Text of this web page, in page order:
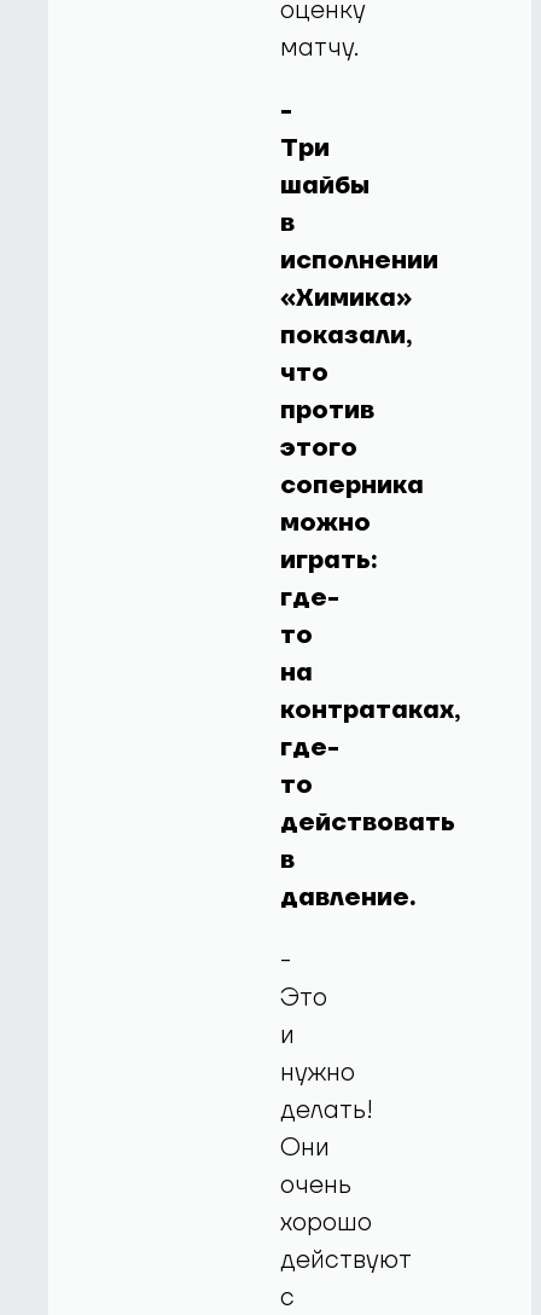
оценку
матчу.
-
Три
шайбы
в
исполнении
«Химика»
показали,
что
против
этого
соперника
можно
играть:
где-
то
на
контратаках,
где-
то
действовать
в
давление.
-
Это
и
нужно
делать!
Они
очень
хорошо
действуют
с